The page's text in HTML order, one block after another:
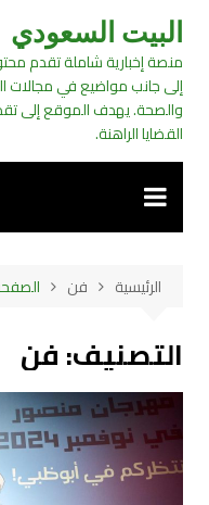
التجاوز
المحتوى
البيت السعودي
منصة إخبارية شاملة تقدم
إلى جانب مواضيع في مجالات
والصحة. يهدف الموقع إلى
القضايا الراهنة.
الرئيسية فن
التصنيف:فن